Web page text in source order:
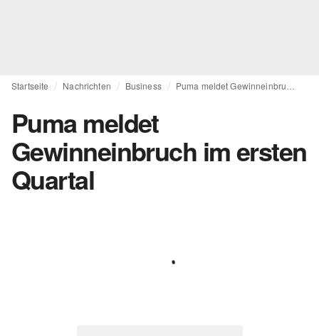
Startseite Nachrichten Business
Puma meldet
Gewinneinbruch im ersten
Quartal